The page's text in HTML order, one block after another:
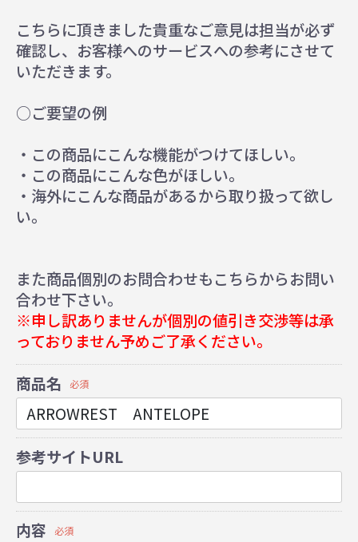
こちらに頂きました貴重なご意見は担当が必ず
確認し、お客様へのサービスへの参考にさせて
いただきます。
○ご要望の例
・この商品にこんな機能がつけてほしい。
・この商品にこんな色がほしい。
・海外にこんな商品があるから取り扱って欲し
い。
また商品個別のお問合わせもこちらからお問い
合わせ下さい。
※申し訳ありませんが個別の値引き交渉等は承
っておりません予めご了承ください。
商品名
必須
参考サイトURL
内容 必須